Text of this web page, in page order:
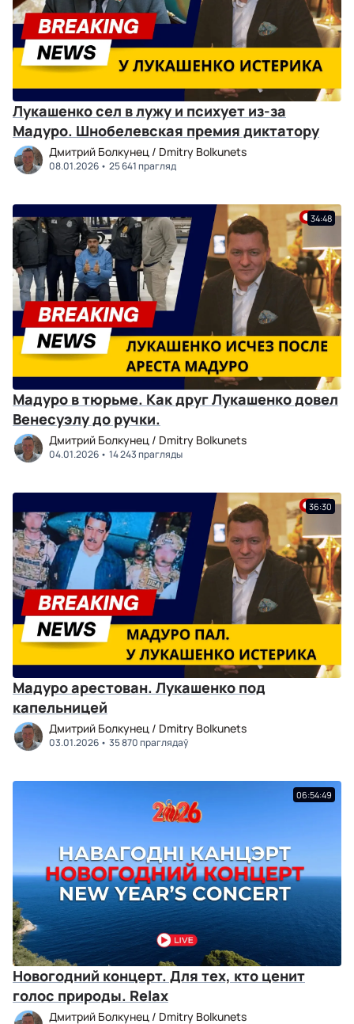
Лукашенко сел в лужу и психует из-за
Мадуро. Шнобелевская премия диктатору
Дмитрий Болкунец / Dmitry Bolkunets
08.01.2026 25 641 прагляд
34:48
Мадуро в тюрьме. Как друг Лукашенко довел
Венесуэлу до ручки.
Дмитрий Болкунец / Dmitry Bolkunets
04.01.2026 14 243 прагляды
36:30
Мадуро арестован. Лукашенко под
капельницей
Дмитрий Болкунец / Dmitry Bolkunets
03.01.2026 35 870 праглядаў
06:54:49
Новогодний концерт. Для тех, кто ценит
голос природы. Relax
Дмитрий Болкунец / Dmitry Bolkunets